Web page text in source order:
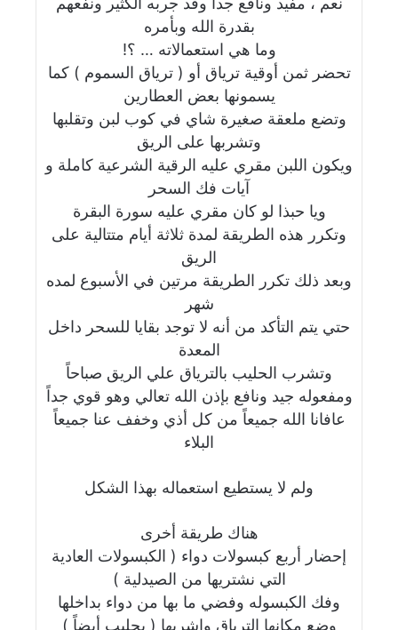
بقدرة الله وبأمره
وما هي استعمالاته … ؟!
تحضر ثمن أوقية ترياق أو ( ترياق السموم ) كما
يسمونها بعض العطارين
وتضع ملعقة صغيرة شاي في كوب لبن وتقلبها
وتشربها على الريق
ويكون اللبن مقري عليه الرقية الشرعية كاملة و
آيات فك السحر
ويا حبذا لو كان مقري عليه سورة البقرة
وتكرر هذه الطريقة لمدة ثلاثة أيام متتالية على
الريق
وبعد ذلك تكرر الطريقة مرتين في الأسبوع لمده
شهر
حتي يتم التأكد من أنه لا توجد بقايا للسحر داخل
المعدة
وتشرب الحليب بالترياق علي الريق صباحاً
ومفعوله جيد ونافع بإذن الله تعالي وهو قوي جداً
عافانا الله جميعاً من كل أذي وخفف عنا جميعاً
البلاء
ولم لا يستطيع استعماله بهذا الشكل
هناك طريقة أخرى
إحضار أربع كبسولات دواء ( الكبسولات العادية
التي نشتريها من الصيدلية )
وفك الكبسوله وفضي ما بها من دواء بداخلها
وضع مكانها الترياق واشربها ( بحليب أيضاً )